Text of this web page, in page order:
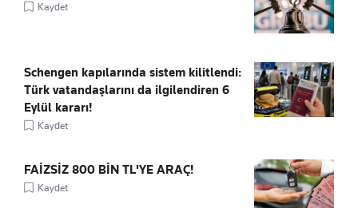
Kaydet
Schengen kapılarında sistem kilitlendi:
Türk vatandaşlarını da ilgilendiren 6
Eylül kararı!
Kaydet
FAİZSİZ 800 BİN TL'YE ARAÇ!
Kaydet